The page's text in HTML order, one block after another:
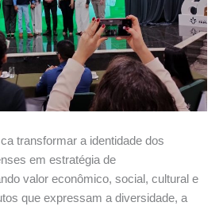
transformar a identidade dos
em estratégia de
valor econômico, social, cultural e
que expressam a diversidade, a